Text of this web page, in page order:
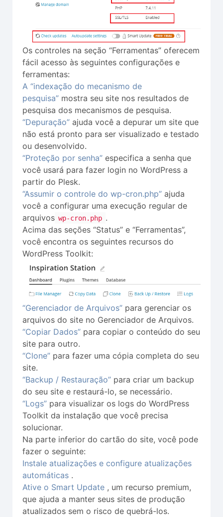
Os controles na seção “Ferramentas” oferecem
fácil acesso às seguintes configurações e
ferramentas:
A “indexação do mecanismo de
pesquisa” mostra seu site nos resultados de
pesquisa dos mecanismos de pesquisa.
“Depuração” ajuda você a depurar um site que
não está pronto para ser visualizado e testado
ou desenvolvido.
“Proteção por senha” especifica a senha que
você usará para fazer login no WordPress a
partir do Plesk.
“Assumir o controle do wp-cron.php” ajuda
você a configurar uma execução regular de
arquivos wp-cron.php .
Acima das seções “Status” e “Ferramentas”,
você encontra os seguintes recursos do
WordPress Toolkit:
“Gerenciador de Arquivos” para gerenciar os
arquivos do site no Gerenciador de Arquivos.
“Copiar Dados” para copiar o conteúdo do seu
site para outro.
“Clone” para fazer uma cópia completa do seu
site.
“Backup / Restauração” para criar um backup
do seu site e restaurá-lo, se necessário.
“Logs” para visualizar os logs do WordPress
Toolkit da instalação que você precisa
solucionar.
Na parte inferior do cartão do site, você pode
fazer o seguinte:
Instale atualizações e configure atualizações
automáticas .
Ative o Smart Update , um recurso premium,
que ajuda a manter seus sites de produção
atualizados sem o risco de quebrá-los.